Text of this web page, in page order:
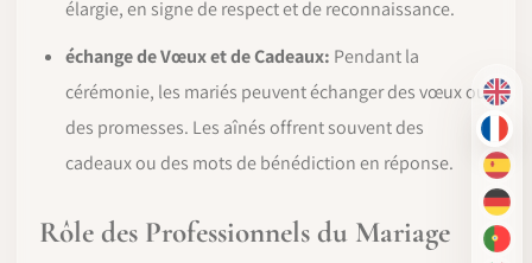
EN
FR
ES
DE
PT-
élargie, en signe de respect et de reconnaissance.
échange de Vœux et de Cadeaux: Pendant la
cérémonie, les mariés peuvent échanger des vœux ou
des promesses. Les aînés offrent souvent des
cadeaux ou des mots de bénédiction en réponse.
Rôle des Professionnels du Mariage